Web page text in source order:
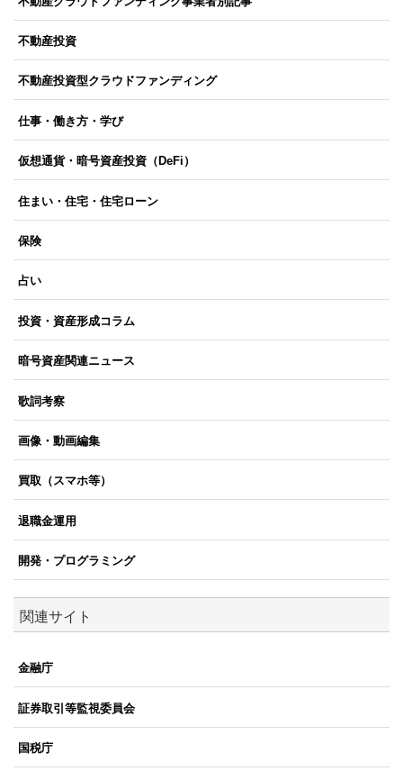
不動産投資
不動産投資型クラウドファンディング
仕事・働き方・学び
仮想通貨・暗号資産投資（DeFi）
住まい・住宅・住宅ローン
保険
占い
投資・資産形成コラム
暗号資産関連ニュース
歌詞考察
画像・動画編集
買取（スマホ等）
退職金運用
開発・プログラミング
関連サイト
金融庁
証券取引等監視委員会
国税庁